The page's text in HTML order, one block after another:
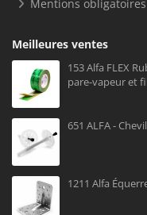
Mentions obligatoires
Meilleures ventes
153 Alfa FLEX
pare-vapeur et
651 ALFA -
1211 Alfa